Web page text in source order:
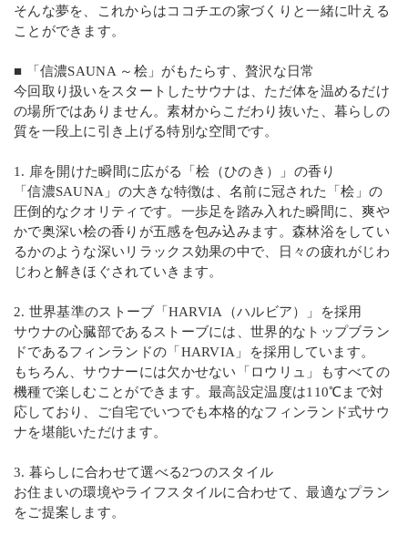
そんな夢を、これからはココチエの家づくりと一緒に叶える
ことができます。
■ 「信濃SAUNA ～桧」がもたらす、贅沢な日常
今回取り扱いをスタートしたサウナは、ただ体を温めるだけ
の場所ではありません。素材からこだわり抜いた、暮らしの
質を一段上に引き上げる特別な空間です。
1. 扉を開けた瞬間に広がる「桧（ひのき）」の香り
「信濃SAUNA」の大きな特徴は、名前に冠された「桧」の
圧倒的なクオリティです。一歩足を踏み入れた瞬間に、爽や
かで奥深い桧の香りが五感を包み込みます。森林浴をしてい
るかのような深いリラックス効果の中で、日々の疲れがじわ
じわと解きほぐされていきます。
2. 世界基準のストーブ「HARVIA（ハルビア）」を採用
サウナの心臓部であるストーブには、世界的なトップブラン
ドであるフィンランドの「HARVIA」を採用しています。
もちろん、サウナーには欠かせない「ロウリュ」もすべての
機種で楽しむことができます。最高設定温度は110℃まで対
応しており、ご自宅でいつでも本格的なフィンランド式サウ
ナを堪能いただけます。
3. 暮らしに合わせて選べる2つのスタイル
お住まいの環境やライフスタイルに合わせて、最適なプラン
をご提案します。